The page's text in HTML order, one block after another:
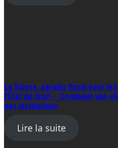
La Suisse, paradis fiscal pour
l’État de droit – Comment une
nos institutions
Lire la suite